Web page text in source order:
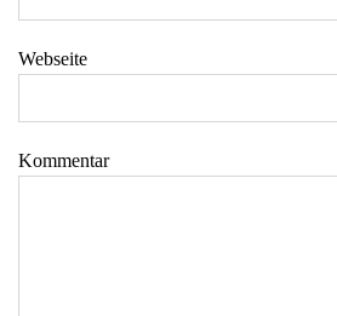
Webseite
Kommentar